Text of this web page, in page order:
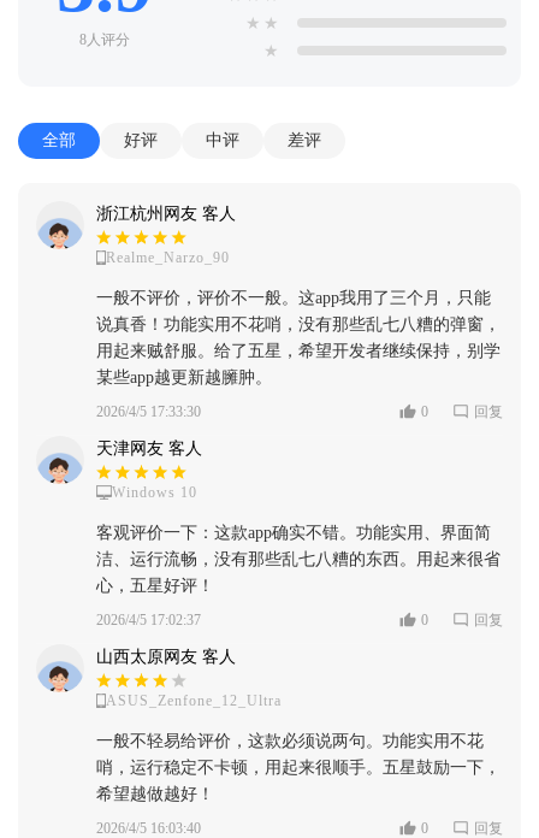
8人评分
★ ★
★
全部 好评 中评 差评
浙江杭州网友 客人
Realme_Narzo_90
一般不评价，评价不一般。这app我用了三个月，只能
说真香！功能实用不花哨，没有那些乱七八糟的弹窗，
用起来贼舒服。给了五星，希望开发者继续保持，别学
某些app越更新越臃肿。
2026/4/5 17:33:30 0 回复
天津网友 客人
Windows 10
客观评价一下：这款app确实不错。功能实用、界面简
洁、运行流畅，没有那些乱七八糟的东西。用起来很省
心，五星好评！
2026/4/5 17:02:37 0 回复
山西太原网友 客人
ASUS_Zenfone_12_Ultra
一般不轻易给评价，这款必须说两句。功能实用不花
哨，运行稳定不卡顿，用起来很顺手。五星鼓励一下，
希望越做越好！
2026/4/5 16:03:40 0 回复